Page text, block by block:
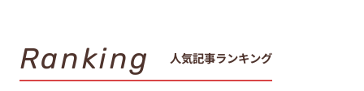
Ranking 人気記事ランキング